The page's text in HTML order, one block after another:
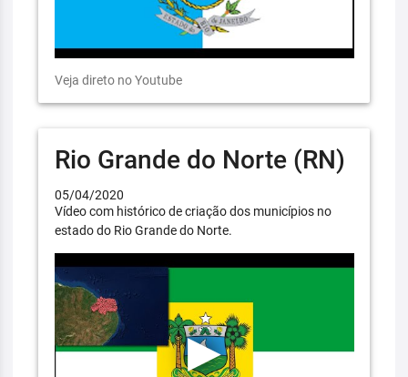
Veja direto no Youtube
Rio Grande do Norte (RN)
05/04/2020
Vídeo com histórico de criação dos municípios no
estado do Rio Grande do Norte.